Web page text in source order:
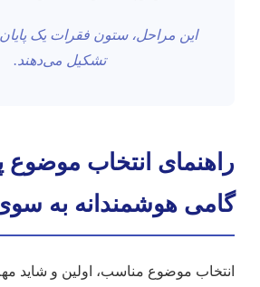
این مراحل، ستون فقرات یک
تشکیل می‌دهند.
راهنمای انتخاب موضوع
گامی هوشمندانه به
انتخاب موضوع مناسب، اولین و شاید